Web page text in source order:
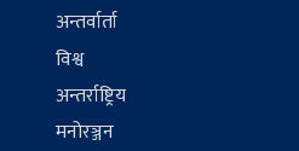
अन्तर्वार्ता
विश्व
अन्तर्राष्ट्रिय
मनोरञ्जन